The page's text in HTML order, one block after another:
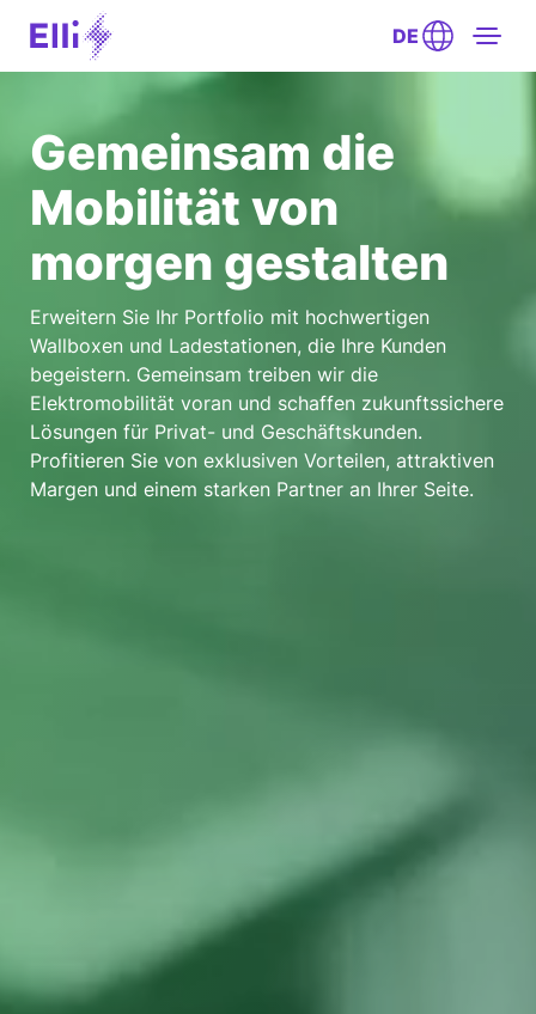
DE
Gemeinsam die
Mobilität von
morgen gestalten
Erweitern Sie Ihr Portfolio mit hochwertigen
Wallboxen und Ladestationen, die Ihre Kunden
begeistern. Gemeinsam treiben wir die
Elektromobilität voran und schaffen zukunftssichere
Lösungen für Privat- und Geschäftskunden.
Profitieren Sie von exklusiven Vorteilen, attraktiven
Margen und einem starken Partner an Ihrer Seite.